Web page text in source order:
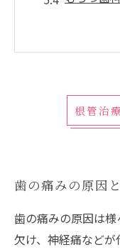
根管治
歯の痛みの原因
歯の痛みの原因は
欠け、神経痛など